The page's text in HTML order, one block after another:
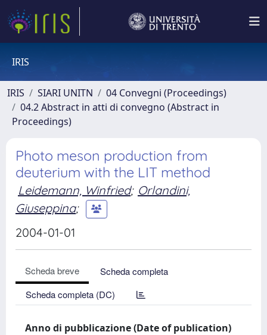
IRIS
IRIS SIARI UNITN
04 Convegni (Proceedings)
04.2 Abstract in atti di convegno (Abstract in
Proceedings)
Photo meson production from
deuterium with the LIT method
Leidemann, Winfried; Orlandini,
Giuseppina;
2004-01-01
Scheda breve
Scheda completa
Scheda completa (DC)
Anno di pubblicazione (Date of publication)